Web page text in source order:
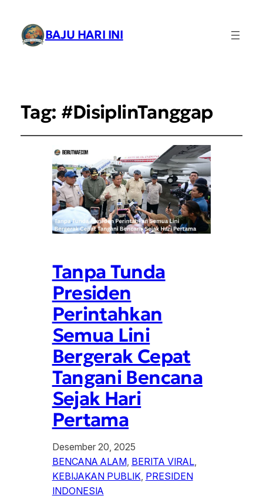
BAJU HARI INI
Tag: #DisiplinTanggap
Tanpa Tunda
Presiden
Perintahkan
Semua Lini
Bergerak Cepat
Tangani Bencana
Sejak Hari
Pertama
Desember 20, 2025
BENCANA ALAM, BERITA VIRAL
KEBIJAKAN PUBLIK, PRESIDEN
INDONESIA